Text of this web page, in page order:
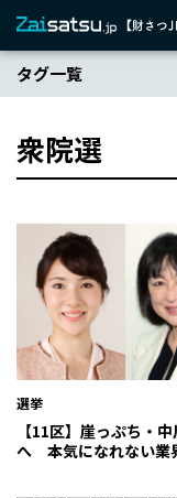
タグ一覧
衆院選
選挙
【11区】崖っぷち・
へ 本気になれない業